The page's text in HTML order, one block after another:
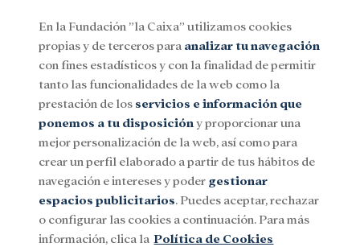
Menu
SocialInvestigación y becasCultura
Cesc Gelabert
En la Fundación ”la Caixa” utilizamos cookies
propias y de terceros para analizar tu navegación
con fines estadísticos y con la finalidad de permitir
tanto las funcionalidades de la web como la
prestación de los servicios e información que
ponemos a tu disposición y proporcionar una
mejor personalización de la web, así como para
crear un perfil elaborado a partir de tus hábitos de
navegación e intereses y poder gestionar
espacios publicitarios. Puedes aceptar, rechazar
o configurar las cookies a continuación. Para más
información, clica la Política de Cookies